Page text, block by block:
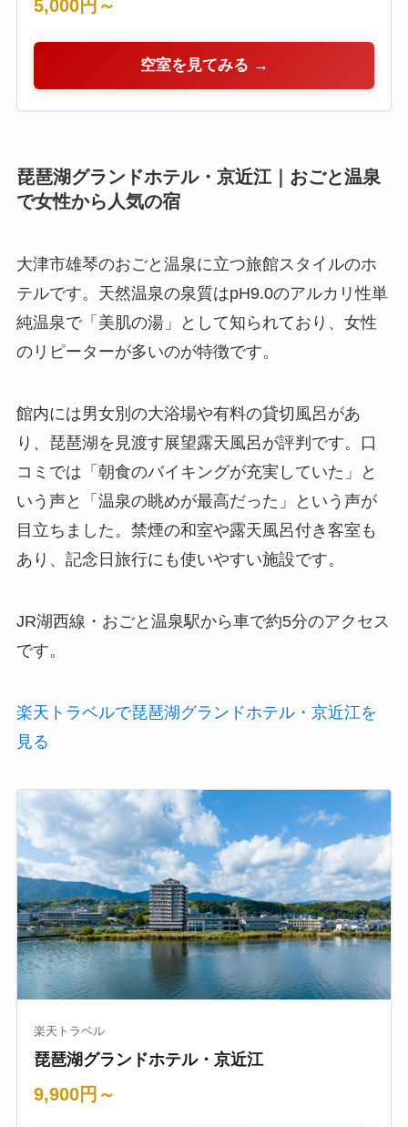
5,000円～
空室を見てみる →
琵琶湖グランドホテル・京近江｜おごと温泉
で女性から人気の宿
大津市雄琴のおごと温泉に立つ旅館スタイルのホ
テルです。天然温泉の泉質はpH9.0のアルカリ性単
純温泉で「美肌の湯」として知られており、女性
のリピーターが多いのが特徴です。
館内には男女別の大浴場や有料の貸切風呂があ
り、琵琶湖を見渡す展望露天風呂が評判です。口
コミでは「朝食のバイキングが充実していた」と
いう声と「温泉の眺めが最高だった」という声が
目立ちました。禁煙の和室や露天風呂付き客室も
あり、記念日旅行にも使いやすい施設です。
JR湖西線・おごと温泉駅から車で約5分のアクセス
です。
楽天トラベルで琵琶湖グランドホテル・京近江を
見る
楽天トラベル
琵琶湖グランドホテル・京近江
9,900円～